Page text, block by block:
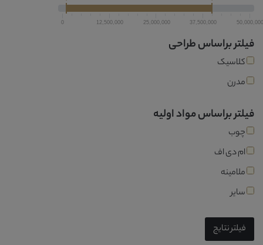
0 12,500,000 25,000,000 37,500,000 50,000,000
فیلتر براساس طراحی
کلاسیک
مدرن
فیلتر براساس مواد اولیه
چوب
ام دی اف
ملامینه
سایر
فیلتر نتایج